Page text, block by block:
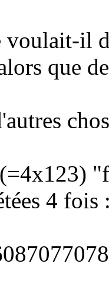
voulait-il
que
4 fois